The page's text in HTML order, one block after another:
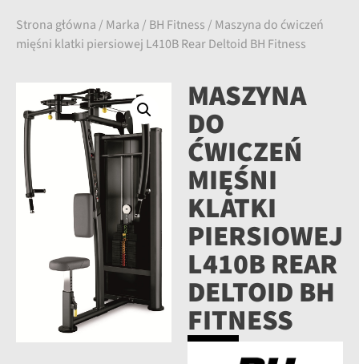
Strona główna / Marka / BH Fitness / Maszyna do ćwiczeń
mięśni klatki piersiowej L410B Rear Deltoid BH Fitness
MASZYNA
DO
ĆWICZEŃ
MIĘŚNI
KLATKI
PIERSIOWEJ
L410B REAR
DELTOID BH
FITNESS